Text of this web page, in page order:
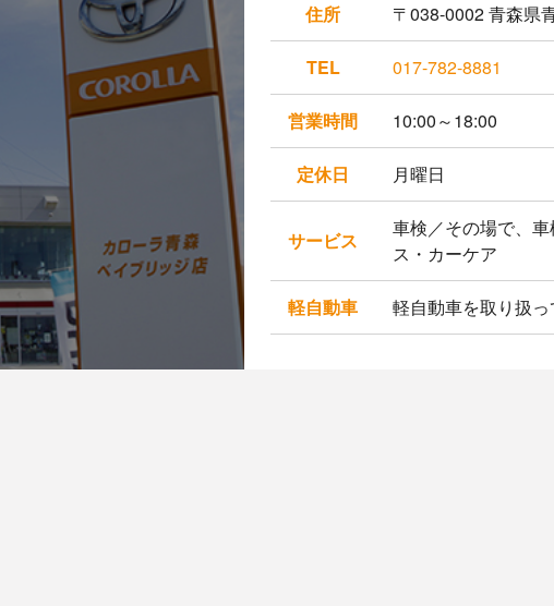
住所 〒038-0002 青森県
TEL 017-782-8881
営業時間 10:00～18:00
定休日 月曜日
サービス
車検／その場で、
ス・カーケア
軽自動車 軽自動車を取り扱っ